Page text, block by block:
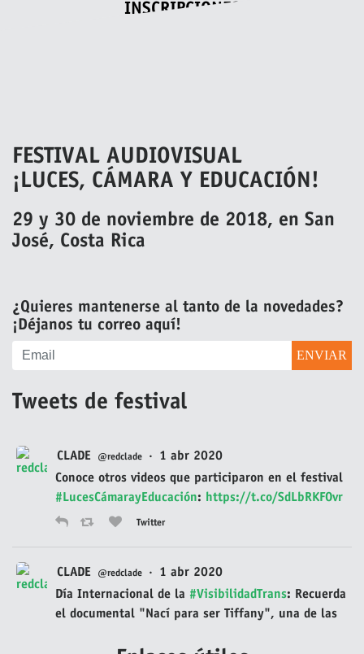
INSCRIPCIONES
FESTIVAL AUDIOVISUAL
¡LUCES, CÁMARA Y EDUCACIÓN!
29 y 30 de noviembre de 2018, en San
José, Costa Rica
¿Quieres mantenerse al tanto de la novedades?
¡Déjanos tu correo aquí!
Tweets de festival
CLADE @redclade ·
1 abr 2020
Conoce otros videos que participaron en el festival
#LucesCámarayEducación: https://t.co/SdLbRKFOvr
Twitter
CLADE @redclade ·
1 abr 2020
Día Internacional de la #VisibilidadTrans: Recuerda
el documental "Nací para ser Tiffany", una de las